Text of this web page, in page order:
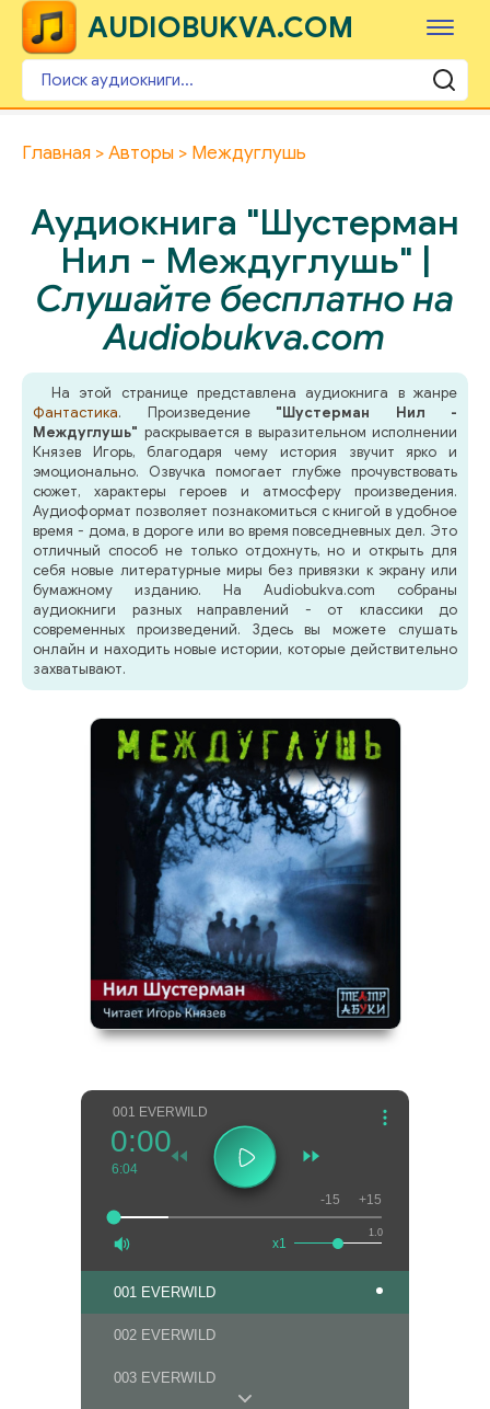
AUDIOBUKVA.COM
Главная Авторы Междуглушь
Аудиокнига "Шустерман
Нил - Междуглушь" |
Слушайте бесплатно на
Audiobukva.com
На этой странице представлена аудиокнига в жанре
Фантастика. Произведение "Шустерман Нил -
Междуглушь" раскрывается в выразительном исполнении
Князев Игорь, благодаря чему история звучит ярко и
эмоционально. Озвучка помогает глубже прочувствовать
сюжет, характеры героев и атмосферу произведения.
Аудиоформат позволяет познакомиться с книгой в удобное
время - дома, в дороге или во время повседневных дел. Это
отличный способ не только отдохнуть, но и открыть для
себя новые литературные миры без привязки к экрану или
бумажному изданию. На Audiobukva.com собраны
аудиокниги разных направлений - от классики до
современных произведений. Здесь вы можете слушать
онлайн и находить новые истории, которые действительно
захватывают.
001 EVERWILD
0:00
6:04
1.0
x1
-15 +15
001 EVERWILD
002 EVERWILD
003 EVERWILD